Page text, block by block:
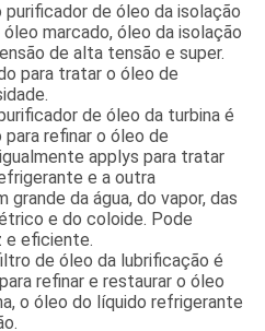
purificador de óleo da isolação
marcado, óleo da isolação
de alta tensão e super.
para tratar o óleo de
de óleo da turbina é
refinar o óleo de
applys para tratar
e a outra
da água, do vapor, das
e do coloide. Pode
e eficiente.
de óleo da lubrificação é
refinar e restaurar o óleo
o óleo do líquido refrigerante